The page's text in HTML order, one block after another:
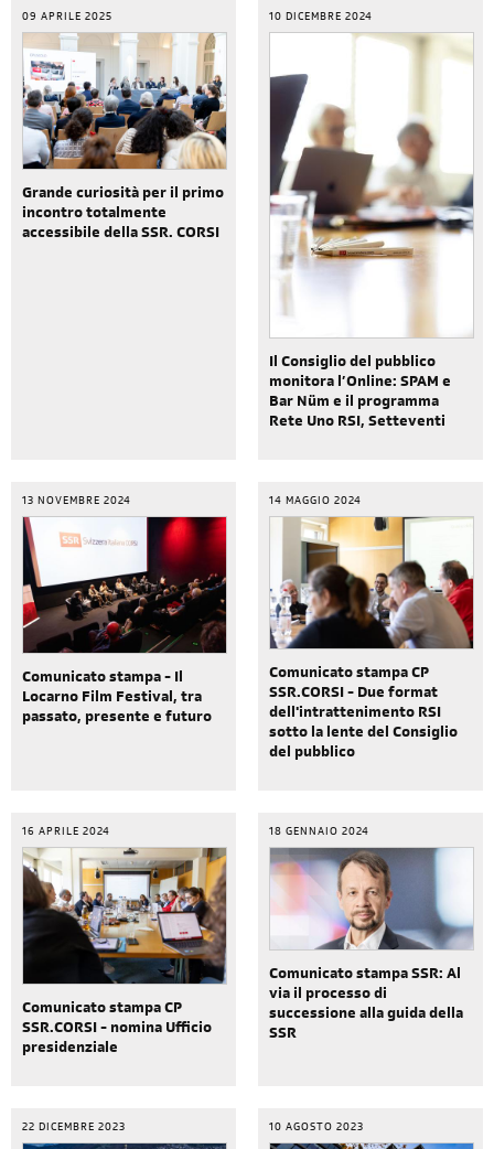
09 APRILE 2025
Grande curiosità per il primo
incontro totalmente
accessibile della SSR. CORSI
10 DICEMBRE 2024
Il Consiglio del pubblico
monitora l’Online: SPAM e
Bar Nüm e il programma
Rete Uno RSI, Setteventi
13 NOVEMBRE 2024
Comunicato stampa - Il
Locarno Film Festival, tra
passato, presente e futuro
14 MAGGIO 2024
Comunicato stampa CP
SSR.CORSI - Due format
dell'intrattenimento RSI
sotto la lente del Consiglio
del pubblico
16 APRILE 2024
Comunicato stampa CP
SSR.CORSI - nomina Ufficio
presidenziale
18 GENNAIO 2024
Comunicato stampa SSR: Al
via il processo di
successione alla guida della
SSR
22 DICEMBRE 2023 10 AGOSTO 2023